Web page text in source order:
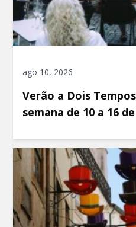
ago 10, 2026
Verão a Dois
semana de 10 a 16